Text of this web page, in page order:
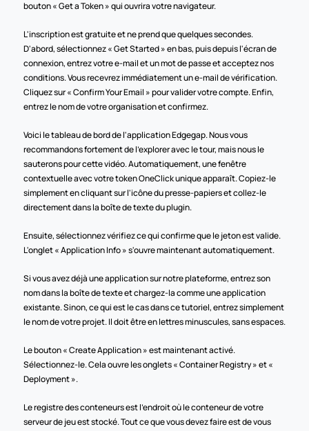
bouton « Get a Token » qui ouvrira votre navigateur.
L'inscription est gratuite et ne prend que quelques secondes.
D'abord, sélectionnez « Get Started » en bas, puis depuis l'écran de
connexion, entrez votre e-mail et un mot de passe et acceptez nos
conditions. Vous recevrez immédiatement un e-mail de vérification.
Cliquez sur « Confirm Your Email » pour valider votre compte. Enfin,
entrez le nom de votre organisation et confirmez.
Voici le tableau de bord de l'application Edgegap. Nous vous
recommandons fortement de l'explorer avec le tour, mais nous le
sauterons pour cette vidéo. Automatiquement, une fenêtre
contextuelle avec votre token OneClick unique apparaît. Copiez-le
simplement en cliquant sur l'icône du presse-papiers et collez-le
directement dans la boîte de texte du plugin.
Ensuite, sélectionnez vérifiez ce qui confirme que le jeton est valide.
L'onglet « Application Info » s'ouvre maintenant automatiquement.
Si vous avez déjà une application sur notre plateforme, entrez son
nom dans la boîte de texte et chargez-la comme une application
existante. Sinon, ce qui est le cas dans ce tutoriel, entrez simplement
le nom de votre projet. Il doit être en lettres minuscules, sans espaces.
Le bouton « Create Application » est maintenant activé.
Sélectionnez-le. Cela ouvre les onglets « Container Registry » et «
Deployment ».
Le registre des conteneurs est l'endroit où le conteneur de votre
serveur de jeu est stocké. Tout ce que vous devez faire est de vous